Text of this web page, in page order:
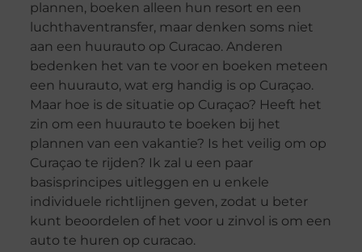
plannen, boeken alleen hun resort en een
luchthaventransfer, maar denken soms niet
aan een huurauto op Curacao. Anderen
bedenken het van te voor en boeken meteen
een huurauto, wat erg handig is op Curaçao.
Maar hoe is de situatie op Curaçao? Heeft het
zin om een huurauto te boeken bij het
plannen van een vakantie? Is het veilig om op
Curaçao te rijden? Ik zal u een paar
basisprincipes uitleggen en u enkele
individuele richtlijnen geven, zodat u beter
kunt beoordelen of het voor u zinvol is om een
auto te huren op curacao.